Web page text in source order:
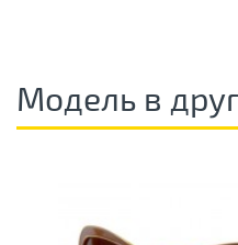
Модель в